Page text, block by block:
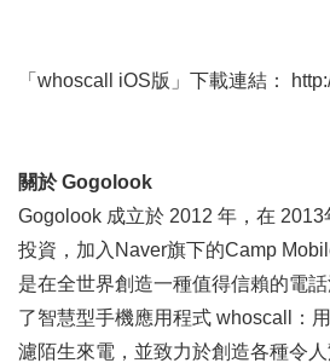
「whoscall iOS版」下載連結：
關於Gogolook
Gogolook 成立於 2012 年，在
投資，加入Naver旗下的Camp
是在全世界創造一種值得信賴的電
了智慧型手機應用程式 whoscall：
濾陌生來電，並致力於創造各種令人